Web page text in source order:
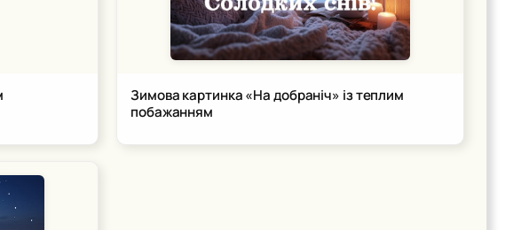
Зимова картинка «На добраніч» із теплим
побажанням